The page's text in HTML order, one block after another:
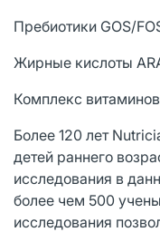
Пребиотики GOS/
Жирные кислоты
Комплекс витаминов
Более 120 лет
детей раннего
исследования в
более чем 500
исследования